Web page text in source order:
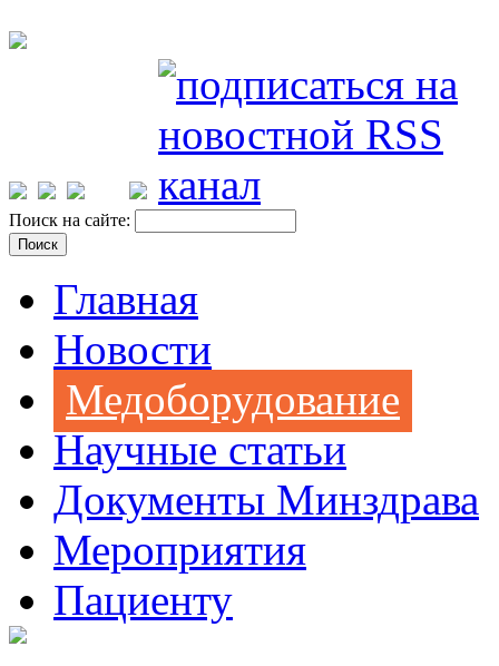
Поиск на сайте:
Главная
Новости
Медоборудование
Научные статьи
Документы Минздрава
Мероприятия
Пациенту